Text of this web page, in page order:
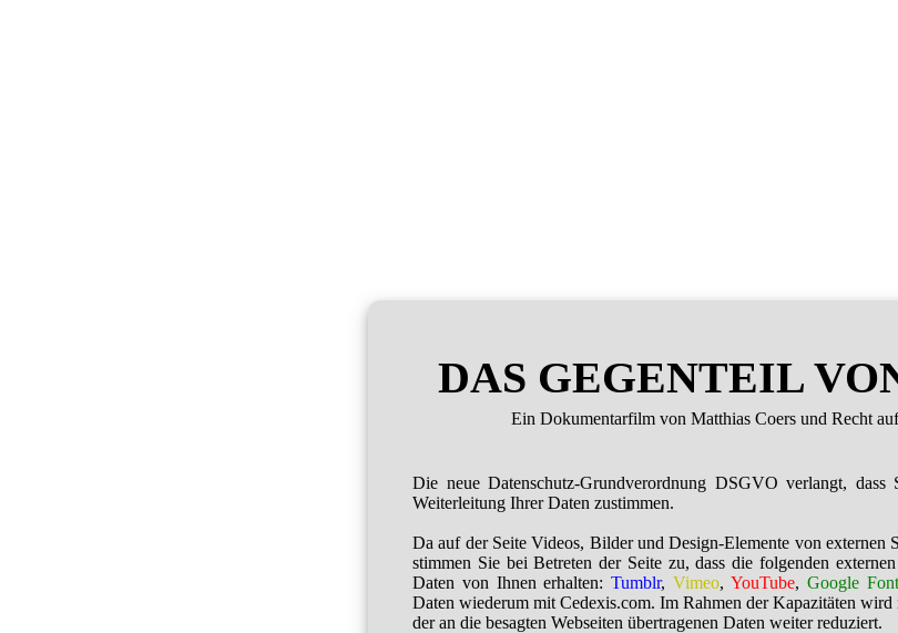
DAS GEGENTEIL
Ein Dokumentarfilm von Matthias Coers und Recht
Die neue Datenschutz-Grundverordnung DSGVO verlangt, dass
Weiterleitung Ihrer Daten zustimmen.
Da auf der Seite Videos, Bilder und Design-Elemente von externen
stimmen Sie bei Betreten der Seite zu, dass die folgenden
Daten von Ihnen erhalten:Tumblr,Vimeo, YouTube, Google
Daten wiederum mit Cedexis.com. Im Rahmen der Kapazitäten wird
der an die besagten Webseiten übertragenen Daten weiter reduziert.